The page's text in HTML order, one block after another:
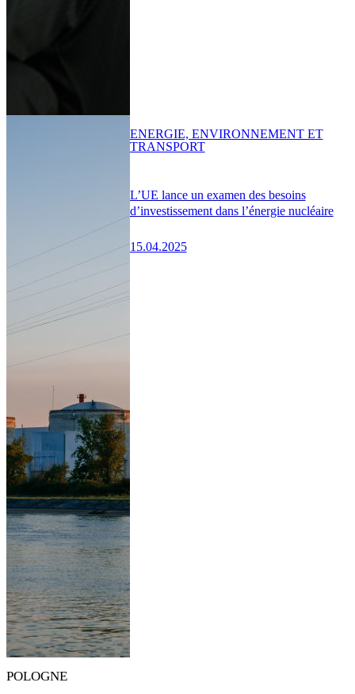
L’UE lance un examen des besoins
d’investissement dans l’énergie nucléaire
15.04.2025
ENERGIE, ENVIRONNEMENT ET
TRANSPORT
POLOGNE